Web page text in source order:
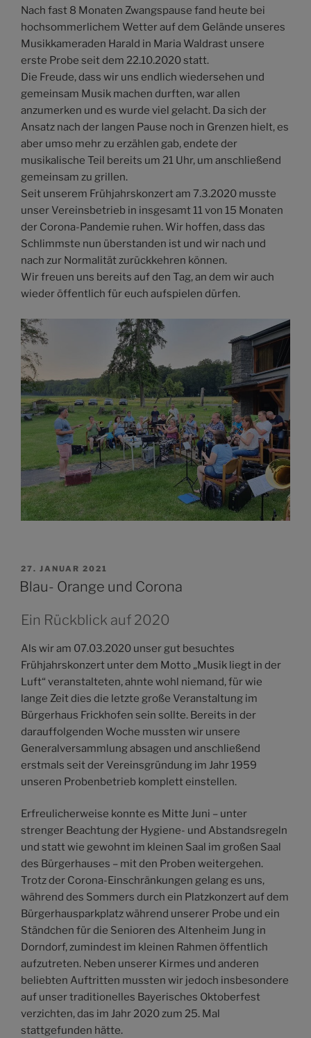
Nach fast 8 Monaten Zwangspause fand heute bei
hochsommerlichem Wetter auf dem Gelände unseres
Musikkameraden Harald in Maria Waldrast unsere
erste Probe seit dem 22.10.2020 statt.
Die Freude, dass wir uns endlich wiedersehen und
gemeinsam Musik machen durften, war allen
anzumerken und es wurde viel gelacht. Da sich der
Ansatz nach der langen Pause noch in Grenzen hielt, es
aber umso mehr zu erzählen gab, endete der
musikalische Teil bereits um 21 Uhr, um anschließend
gemeinsam zu grillen.
Seit unserem Frühjahrskonzert am 7.3.2020 musste
unser Vereinsbetrieb in insgesamt 11 von 15 Monaten
der Corona-Pandemie ruhen. Wir hoffen, dass das
Schlimmste nun überstanden ist und wir nach und
nach zur Normalität zurückkehren können.
Wir freuen uns bereits auf den Tag, an dem wir auch
wieder öffentlich für euch aufspielen dürfen.
VERÖFFENTLICHT
AM
27. JANUAR 2021
Blau- Orange und Corona
Ein Rückblick auf 2020
Als wir am 07.03.2020 unser gut besuchtes
Frühjahrskonzert unter dem Motto „Musik liegt in der
Luft“ veranstalteten, ahnte wohl niemand, für wie
lange Zeit dies die letzte große Veranstaltung im
Bürgerhaus Frickhofen sein sollte. Bereits in der
darauffolgenden Woche mussten wir unsere
Generalversammlung absagen und anschließend
erstmals seit der Vereinsgründung im Jahr 1959
unseren Probenbetrieb komplett einstellen.
Erfreulicherweise konnte es Mitte Juni – unter
strenger Beachtung der Hygiene- und Abstandsregeln
und statt wie gewohnt im kleinen Saal im großen Saal
des Bürgerhauses – mit den Proben weitergehen.
Trotz der Corona-Einschränkungen gelang es uns,
während des Sommers durch ein Platzkonzert auf dem
Bürgerhausparkplatz während unserer Probe und ein
Ständchen für die Senioren des Altenheim Jung in
Dorndorf, zumindest im kleinen Rahmen öffentlich
aufzutreten. Neben unserer Kirmes und anderen
beliebten Auftritten mussten wir jedoch insbesondere
auf unser traditionelles Bayerisches Oktoberfest
verzichten, das im Jahr 2020 zum 25. Mal
stattgefunden hätte.